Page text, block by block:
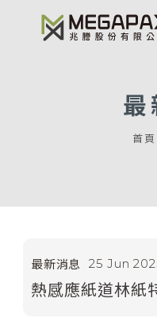
最
首頁
最新消息 25 Jun
熱感應紙道林紙